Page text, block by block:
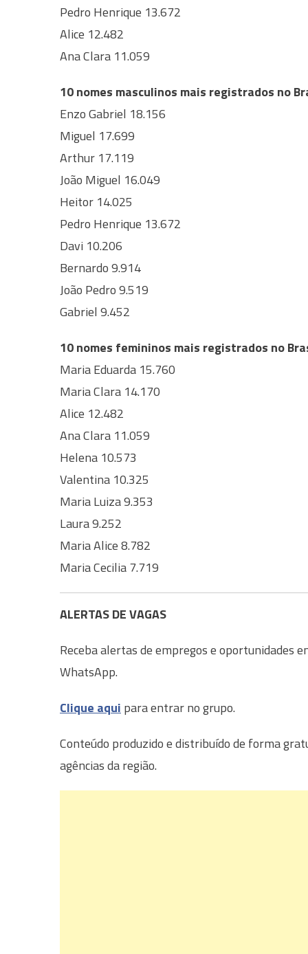
Pedro Henrique 13.672
Alice 12.482
Ana Clara 11.059
10 nomes masculinos mais registrados no
Enzo Gabriel 18.156
Miguel 17.699
Arthur 17.119
João Miguel 16.049
Heitor 14.025
Pedro Henrique 13.672
Davi 10.206
Bernardo 9.914
João Pedro 9.519
Gabriel 9.452
10 nomes femininos mais registrados no
Maria Eduarda 15.760
Maria Clara 14.170
Alice 12.482
Ana Clara 11.059
Helena 10.573
Valentina 10.325
Maria Luiza 9.353
Laura 9.252
Maria Alice 8.782
Maria Cecilia 7.719
ALERTAS DE VAGAS
Receba alertas de empregos e oportunidades
WhatsApp.
Clique aqui para entrar no grupo.
Conteúdo produzido e distribuído de forma
agências da região.